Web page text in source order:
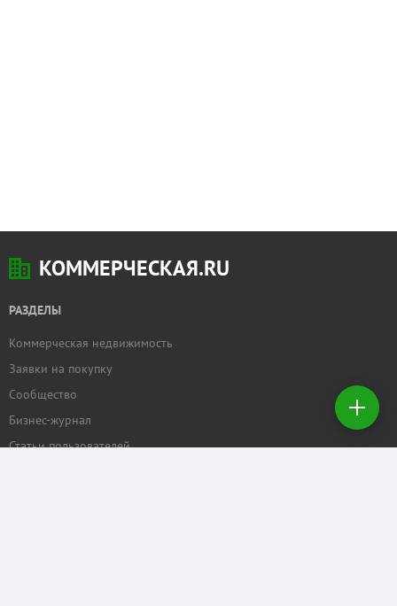
КОММЕРЧЕСКАЯ.RU
РАЗДЕЛЫ
Коммерческая недвижимость
Заявки на покупку
Сообщество
Бизнес-журнал
Статьи пользователей